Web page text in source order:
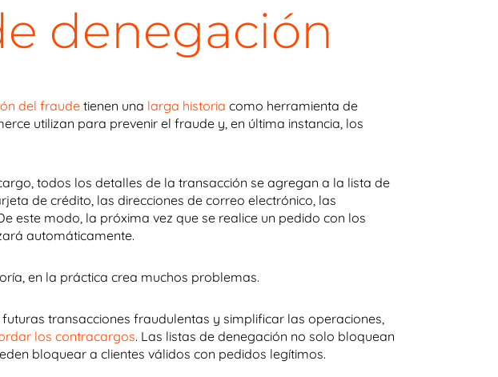
denegación
del fraudetienen una larga historia como herramienta de
utilizan para prevenir el fraude y, en última instancia, los
todos los detalles de la transacción se agregan a la lista de
de crédito, las direcciones de correo electrónico, las
este modo, la próxima vez que se realice un pedido con los
automáticamente.
en la práctica crea muchos problemas.
transacciones fraudulentas y simplificar las operaciones,
los contracargos. Las listas de denegación no solo bloquean
bloquear a clientes válidos con pedidos legítimos.